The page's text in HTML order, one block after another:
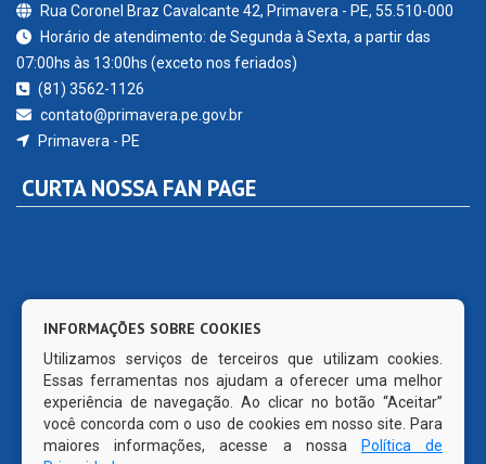
Rua Coronel Braz Cavalcante 42, Primavera - PE, 55.510-000
Horário de atendimento: de Segunda à Sexta, a partir das
07:00hs às 13:00hs (exceto nos feriados)
(81) 3562-1126
contato@primavera.pe.gov.br
Primavera - PE
CURTA NOSSA FAN PAGE
INFORMAÇÕES SOBRE COOKIES
Utilizamos serviços de terceiros que utilizam cookies.
Essas ferramentas nos ajudam a oferecer uma melhor
experiência de navegação. Ao clicar no botão “Aceitar”
você concorda com o uso de cookies em nosso site. Para
maiores informações, acesse a nossa
Política de